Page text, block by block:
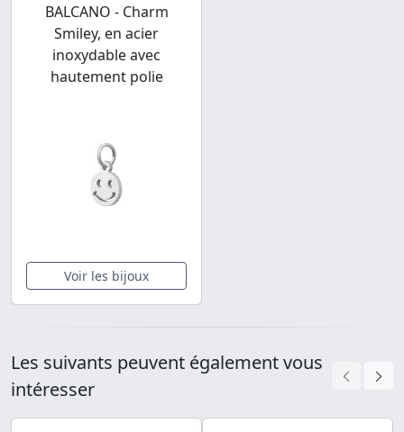
BALCANO - Charm
Smiley, en acier
inoxydable avec
hautement polie
Voir les bijoux
Les suivants peuvent également vous
intéresser